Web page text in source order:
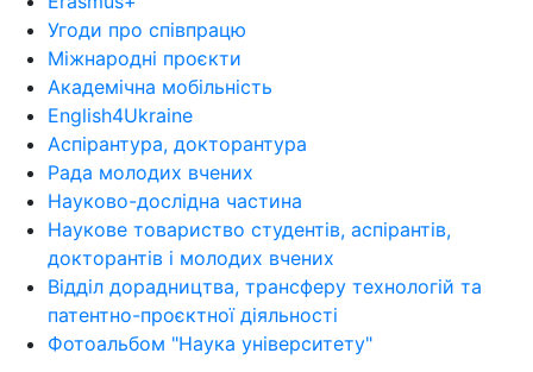
Угоди про співпрацю
Міжнародні проєкти
Академічна мобільність
English4Ukraine
Аспірантура, докторантура
Рада молодих вчених
Науково-дослідна частина
Наукове товариство студентів, аспірантів,
докторантів і молодих вчених
Відділ дорадництва, трансферу технологій та
патентно-проєктної діяльності
Фотоальбом "Наука університету"